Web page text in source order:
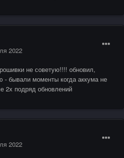
2022
не советую!!!! обновил,
бывали моменты когда аккума не
2х подряд обновлений
2022